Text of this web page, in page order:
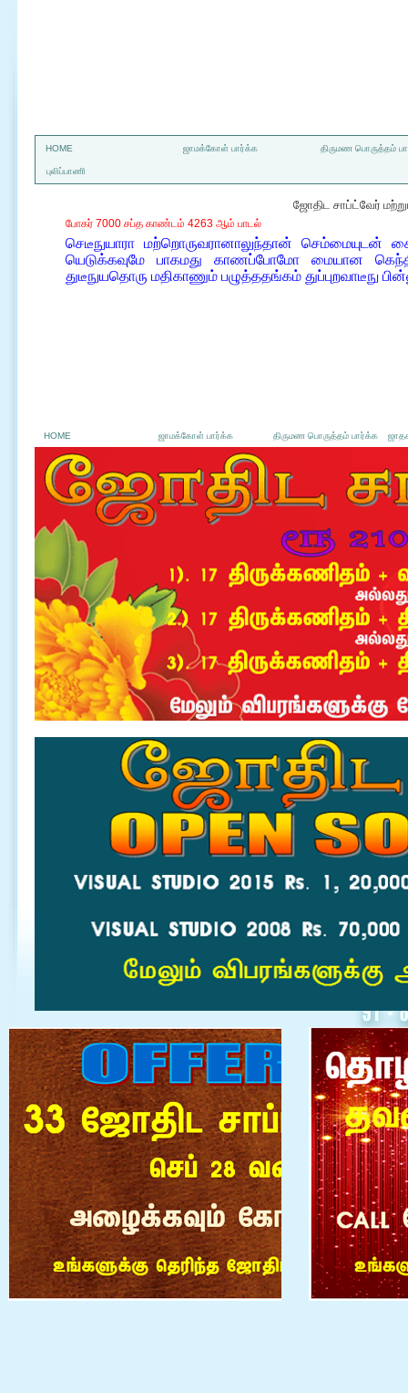
HOME ஜாமக்கோள் பார்க்க திருமண பொருத்தம்
புலிப்பாணி
ஜோதிட சாப்ட்வேர்
போகர் 7000 சப்த காண்டம் 4263 ஆம் பாடல்
செடீநுயாரா மற்றொருவரானாலுந்தான் செம்மையுடன்
யெடுக்கவுமே பாகமது காணப்போமோ மையான
துடீநுயதொரு மதிகாணும் பழுத்ததங்கம் துப்புறவாடீநு
HOME ஜாமக்கோள் பார்க்க திருமண பொருத்தம் பார்க்க